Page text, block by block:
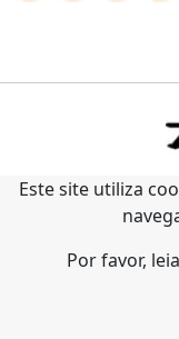
Este site utiliza
Por favor,